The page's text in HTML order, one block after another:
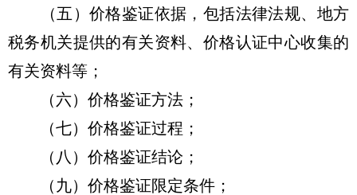
（五）价格鉴证依据，包括法律法规、地方
税务机关提供的有关资料、价格认证中心收集的
有关资料等；
（六）价格鉴证方法；
（七）价格鉴证过程；
（八）价格鉴证结论；
（九）价格鉴证限定条件；